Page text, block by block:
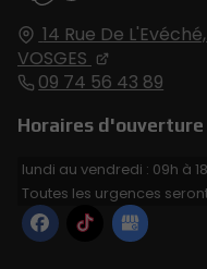
14 Rue De L'Evéché,
VOSGES
09 74 56 43 89
Horaires d'ouverture
lundi au vendredi : 09h à
Toutes les urgences